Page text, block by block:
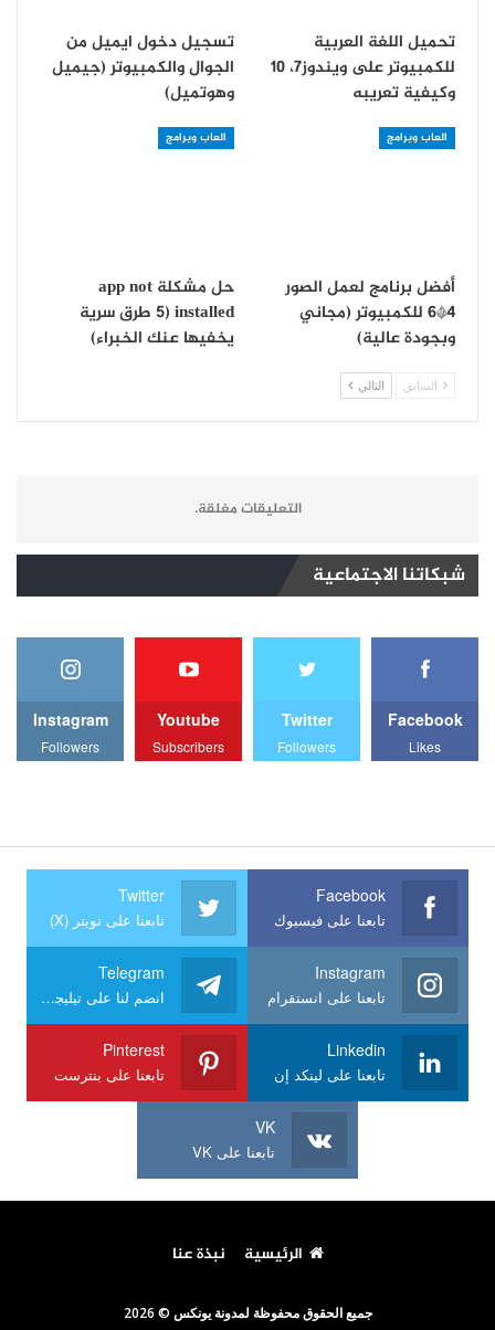
تحميل اللغة العربية
للكمبيوتر على ويندوز7، 10
وكيفية تعريبه
تسجيل دخول ايميل من
الجوال والكمبيوتر (جيميل
وهوتميل)
العاب وبرامج
أفضل برنامج لعمل الصور
4*6 للكمبيوتر (مجاني
وبجودة عالية)
العاب وبرامج
حل مشكلة app not
installed (5 طرق سرية
يخفيها عنك الخبراء)
السابق التالي
التعليقات مغلقة.
شبكاتنا الاجتماعية
Facebook
Likes
Twitter
Followers
Youtube
Subscribers
Instagram
Followers
Facebook
تابعنا على فيسبوك
Twitter
تابعنا على تويتر (X)
Instagram
تابعنا على انستقرام
Telegram
انضم لنا على تيليجرام
Linkedin
تابعنا على لينكد إن
Pinterest
تابعنا على بنترست
VK
تابعنا على VK
الرئيسية نبذة عنا
جميع الحقوق محفوظة لمدونة يونكس © 2026